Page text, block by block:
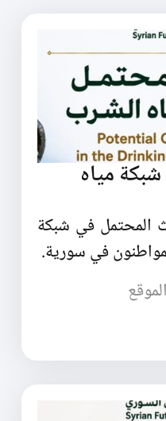
مياه
المحتمل في شبكة
في سورية.